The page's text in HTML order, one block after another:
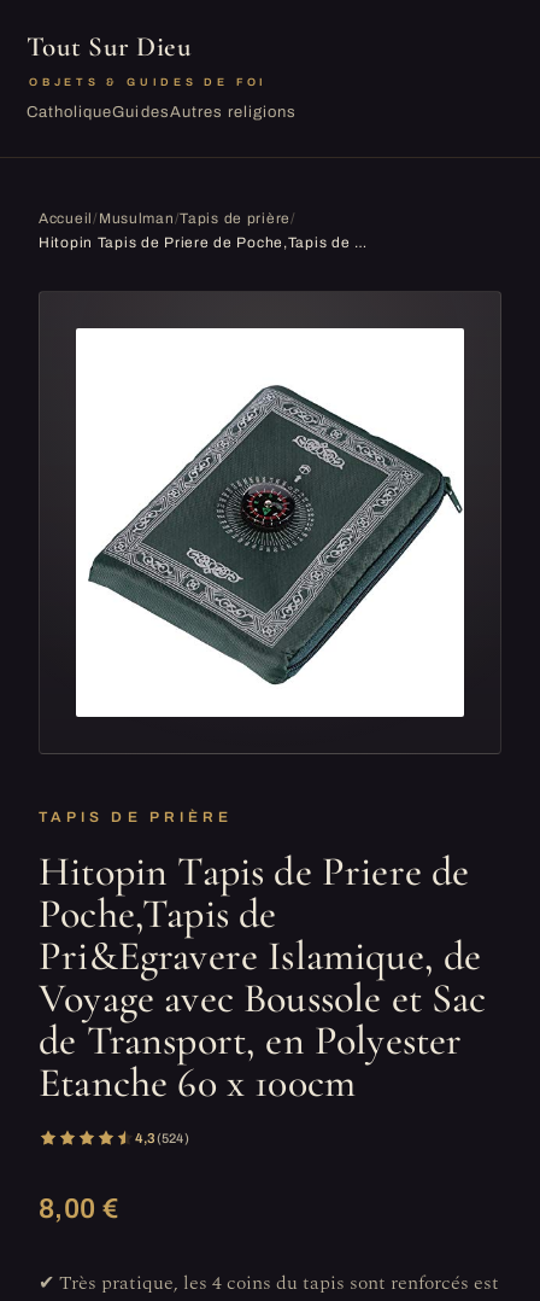
Tout Sur Dieu
OBJETS & GUIDES DE FOI
CatholiqueGuidesAutres religions
Accueil/ Musulman/Tapis de prière/
Hitopin Tapis de Priere de Poche,Tapis de Pri&Egravere Islamique, de Voyage avec Boussole et Sac de Transport, en Polyester Etanche 60 x 100cm
TAPIS DE PRIÈRE
Hitopin Tapis de Priere de
Poche,Tapis de
Pri&Egravere Islamique, de
Voyage avec Boussole et Sac
de Transport, en Polyester
Etanche 60 x 100cm
4,3(524)
8,00 €
✔ Très pratique, les 4 coins du tapis sont renforcés est